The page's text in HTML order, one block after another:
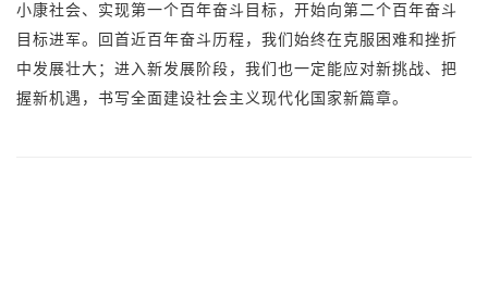
小康社会、实现第一个百年奋斗目标，开始向第二个百年奋斗
目标进军。回首近百年奋斗历程，我们始终在克服困难和挫折
中发展壮大；进入新发展阶段，我们也一定能应对新挑战、把
握新机遇，书写全面建设社会主义现代化国家新篇章。